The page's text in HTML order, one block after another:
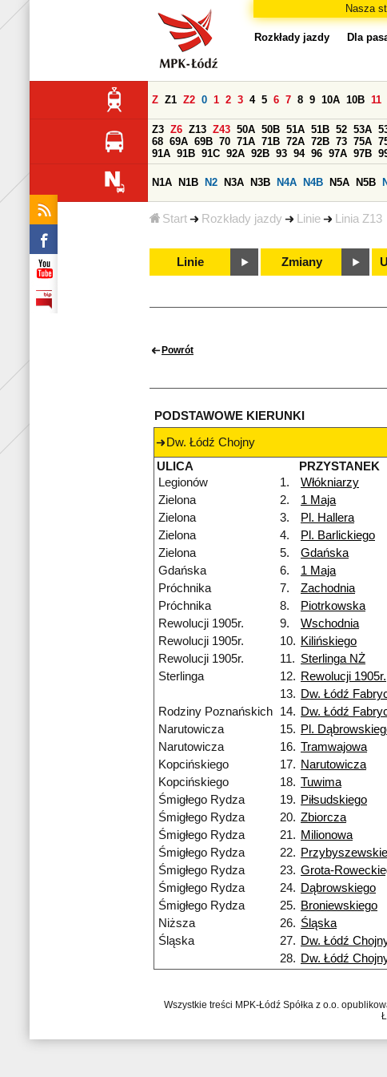
Nasza
Start Rozkłady jazdy Linie Linia Z13
Rozkłady jazdy Dla
Z Z1 Z2 0 1 2 3 4 5 6 7 8 9 10A 10B 11
Z3 Z6 Z13 Z43 50A 50B 51A 51B 52 53A
68 69A 69B 70 71A 71B 72A 72B 73 75A
91A 91B 91C 92A 92B 93 94 96 97A 97B
N1A N1B N2 N3A N3B N4A N4B N5A N5B
Linie Zmiany
Powrót
PODSTAWOWE KIERUNKI
Dw. Łódź Chojny
ULICA
PRZYSTANEK
Legionów
1. Włókniarzy
Zielona
2. 1 Maja
Zielona
3. Pl. Hallera
Zielona
4. Pl. Barlickiego
Zielona
5. Gdańska
Gdańska
6. 1 Maja
Próchnika
7. Zachodnia
Próchnika
8. Piotrkowska
Rewolucji 1905r.
9. Wschodnia
Rewolucji 1905r.
10. Kilińskiego
Rewolucji 1905r.
11. Sterlinga NŻ
Sterlinga
12. Rewolucji 1905r.
13. Dw. Łódź
Rodziny Poznańskich
14. Dw. Łódź
Narutowicza
15. Pl.
Narutowicza
16. Tramwajowa
Kopcińskiego
17. Narutowicza
Kopcińskiego
18. Tuwima
Śmigłego Rydza
19. Piłsudskiego
Śmigłego Rydza
20. Zbiorcza
Śmigłego Rydza
21. Milionowa
Śmigłego Rydza
22.
Śmigłego Rydza
23. Grota-
Śmigłego Rydza
24. Dąbrowskiego
Śmigłego Rydza
25. Broniewskiego
Niższa
26. Śląska
Śląska
27. Dw. Łódź
28. Dw. Łódź
Wszystkie treści MPK-Łódź Spółka z o.o.